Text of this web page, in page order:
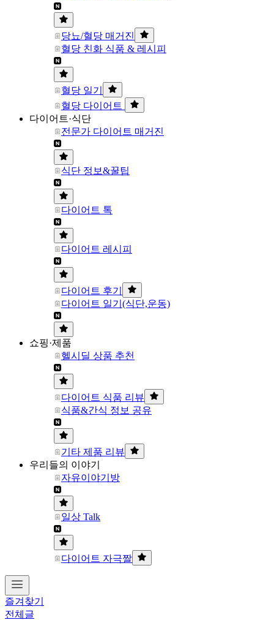
당뇨/혈당 매거진
혈당 친화 식품 & 레시피
혈당 일기
혈당 다이어트
다이어트·식단
전문가 다이어트 매거진
식단 정보&꿀팁
다이어트 톡
다이어트 레시피
다이어트 후기
다이어트 일기(식단,운동)
쇼핑·제품
헬시딜 상품 추천
다이어트 식품 리뷰
식품&간식 정보 공유
기타 제품 리뷰
우리들의 이야기
자유이야기방
일상 Talk
다이어트 자극짤
즐겨찾기
전체글